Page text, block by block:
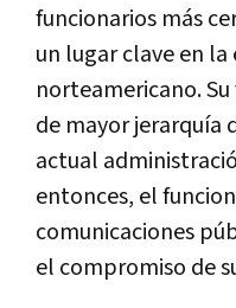
funcionarios más
un lugar clave en
norteamericano. Su
de mayor jerarquía
actual
entonces, el
comunicaciones
el compromiso de